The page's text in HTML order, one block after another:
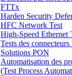
FTTx
Harden Security
HFC Network Test
High-Speed Ethernet
Tests des
Solutions PON
Automatisation des
(Test Process